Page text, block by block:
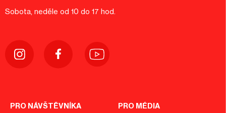
Sobota, neděle od 10 do 17 hod.
PRO NÁVŠTĚVNÍKA PRO MÉDIA